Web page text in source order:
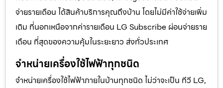
จ่ายรายเดือน ได้สินค้าบริการคุณถึงบ้าน โดยไม่มีค่าใช้จ่ายเพิ่ม
เติม ที่นอกเหนือจากค่ารายเดือน LG Subscribe ผ่อนจ่ายราย
เดือน ที่สุดของความคุ้มในระยะยาว ส่งทั่วประเทศ
จำหน่ายเครื่องใช้ไฟฟ้าทุกชนิด
จำหน่ายเครื่องใช้ไฟฟ้าภายในบ้านทุกชนิด ไม่ว่าจะเป็น ทีวี LG,